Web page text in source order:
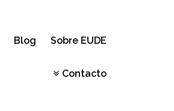
Blog Sobre EUDE
Contacto